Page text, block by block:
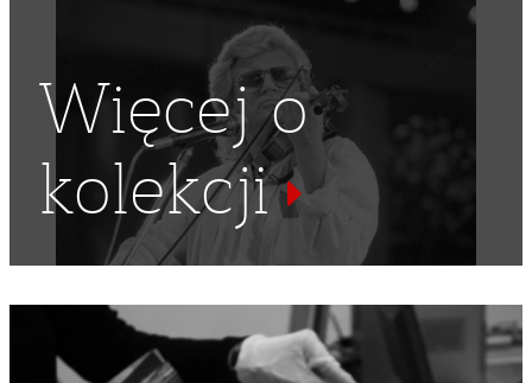
FESTIWAL PIOSENKI POLSKIEJ
Więcej o
kolekcji